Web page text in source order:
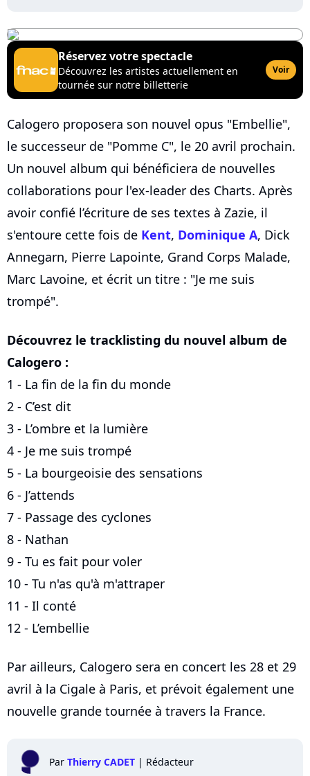
Réservez votre spectacle
Découvrez les artistes actuellement en
tournée sur notre billetterie
Voir
Calogero proposera son nouvel opus "Embellie",
le successeur de "Pomme C", le 20 avril prochain.
Un nouvel album qui bénéficiera de nouvelles
collaborations pour l'ex-leader des Charts. Après
avoir confié l’écriture de ses textes à Zazie, il
s'entoure cette fois de Kent, Dominique A, Dick
Annegarn, Pierre Lapointe, Grand Corps Malade,
Marc Lavoine, et écrit un titre : "Je me suis
trompé".
Découvrez le tracklisting du nouvel album de
Calogero :
1 - La fin de la fin du monde
2 - C’est dit
3 - L’ombre et la lumière
4 - Je me suis trompé
5 - La bourgeoisie des sensations
6 - J’attends
7 - Passage des cyclones
8 - Nathan
9 - Tu es fait pour voler
10 - Tu n'as qu'à m'attraper
11 - Il conté
12 - L’embellie
Par ailleurs, Calogero sera en concert les 28 et 29
avril à la Cigale à Paris, et prévoit également une
nouvelle grande tournée à travers la France.
Par Thierry CADET | Rédacteur